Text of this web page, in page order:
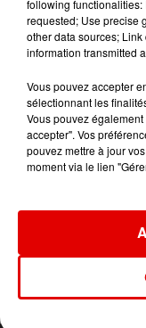
TITRES DIFFUSÉS
0h00
0h00
following
requested; Use precise
other data sources;
information transmitted
Vous pouvez accepter
sélectionnant les
Vous pouvez
accepter". Vos
pouvez mettre à jour
moment via le lien